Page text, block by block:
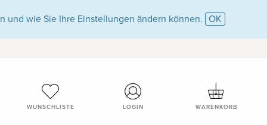
und wie Sie Ihre Einstellungen ändern können. OK
WUNSCHLISTE LOGIN WARENKORB